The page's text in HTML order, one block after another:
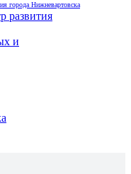
города Нижневартовска
развития
и